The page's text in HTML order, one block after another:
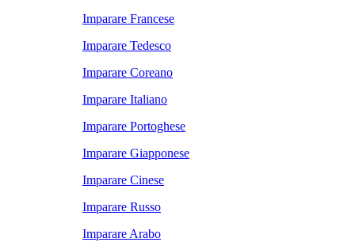
Imparare Francese
Imparare Tedesco
Imparare Coreano
Imparare Italiano
Imparare Portoghese
Imparare Giapponese
Imparare Cinese
Imparare Russo
Imparare Arabo